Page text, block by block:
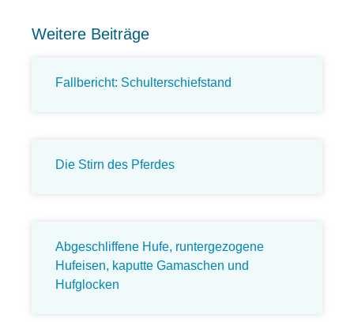
Weitere Beiträge
Fallbericht: Schulterschiefstand
Die Stirn des Pferdes
Abgeschliffene Hufe, runtergezogene
Hufeisen, kaputte Gamaschen und
Hufglocken